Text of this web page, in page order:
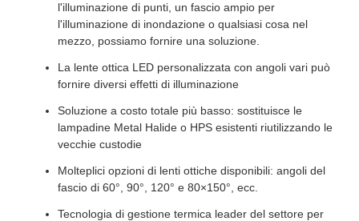
l'illuminazione di punti, un fascio ampio per
l'illuminazione di inondazione o qualsiasi cosa nel
mezzo, possiamo fornire una soluzione.
La lente ottica LED personalizzata con angoli vari può
fornire diversi effetti di illuminazione
Soluzione a costo totale più basso: sostituisce le
lampadine Metal Halide o HPS esistenti riutilizzando le
vecchie custodie
Molteplici opzioni di lenti ottiche disponibili: angoli del
fascio di 60°, 90°, 120° e 80×150°, ecc.
Tecnologia di gestione termica leader del settore per